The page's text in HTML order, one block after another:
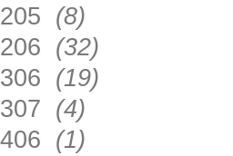
205 (8)
206 (32)
306 (19)
307 (4)
406 (1)